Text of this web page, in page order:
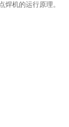
机的运行原理。